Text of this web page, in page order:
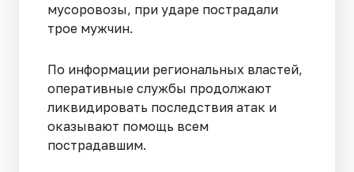
мусоровозы, при ударе пострадали
трое мужчин.
По информации региональных властей,
оперативные службы продолжают
ликвидировать последствия атак и
оказывают помощь всем
пострадавшим.